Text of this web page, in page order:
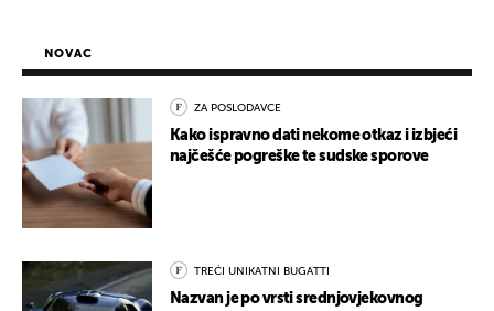
NOVAC
ZA POSLODAVCE
Kako ispravno dati nekome otkaz i izbjeći
najčešće pogreške te sudske sporove
TREĆI UNIKATNI BUGATTI
Nazvan je po vrsti srednjovjekovnog